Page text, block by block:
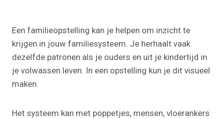
Een familieopstelling kan je helpen om inzicht te
krijgen in jouw familiesysteem. Je herhaalt vaak
dezelfde patronen als je ouders en uit je kindertijd in
je volwassen leven. In een opstelling kun je dit visueel
maken.
Het systeem kan met poppetjes, mensen, vloerankers